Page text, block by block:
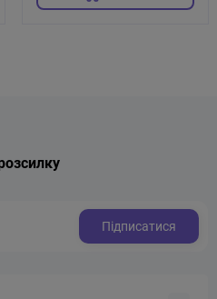
Підписатися